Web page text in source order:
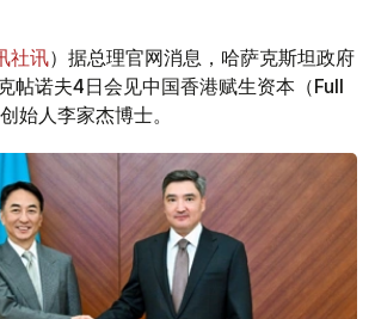
社讯）据总理官网消息，哈萨克斯坦政府
帖诺夫4日会见中国香港赋生资本（Full
始人李家杰博士。